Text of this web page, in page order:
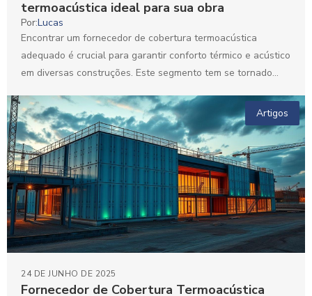
termoacústica ideal para sua obra
Por:Lucas
Encontrar um fornecedor de cobertura termoacústica
adequado é crucial para garantir conforto térmico e acústico
em diversas construções. Este segmento tem se tornado
Artigos
Fornecedor de Cobertura Termoacústica
24 DE JUNHO DE 2025